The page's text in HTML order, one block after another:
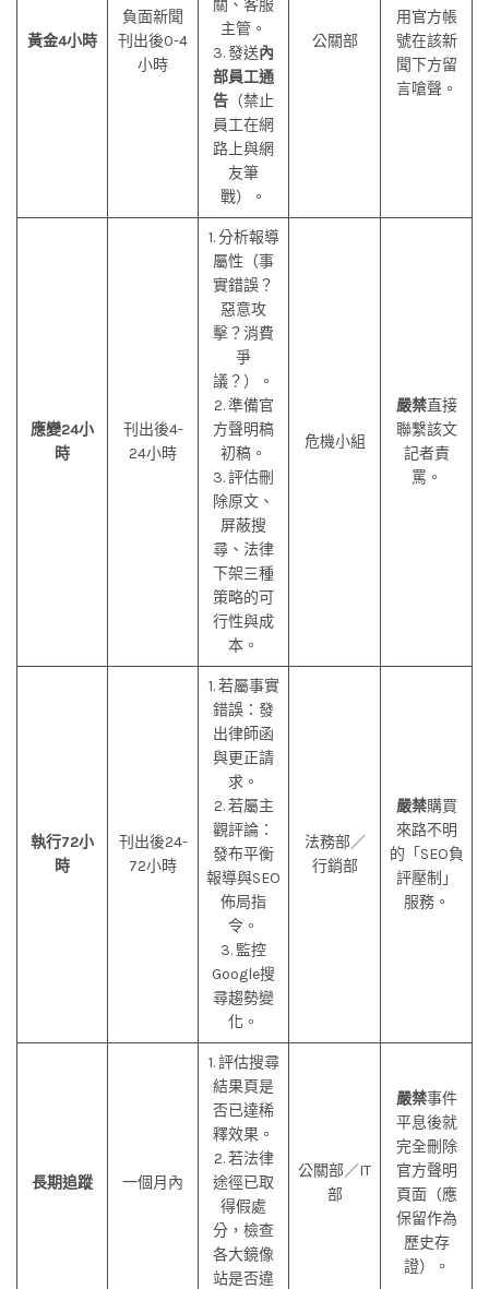
黃金4小時
負面新聞
刊出後0-4
小時
關、客服
主管。
3. 發送內
部員工通
告 （禁止
員工在網
路上與網
友筆
戰）。
公關部
用官方帳
號在該新
聞下方留
言嗆聲。
應變24小
時
刊出後4-
24小時
1. 分析報導
屬性（事
實錯誤？
惡意攻
擊？消費
爭
議？）。
2. 準備官
方聲明稿
初稿。
3. 評估刪
除原文、
屏蔽搜
尋、法律
下架三種
策略的可
行性與成
本。
危機小組
嚴禁直接
聯繫該文
記者責
罵。
執行72小
時
刊出後24-
72小時
1. 若屬事實
錯誤：發
出律師函
與更正請
求。
2. 若屬主
觀評論：
發布平衡
報導與SEO
佈局指
令。
3. 監控
Google搜
尋趨勢變
化。
法務部／
行銷部
嚴禁購買
來路不明
的「SEO負
評壓制」
服務。
長期追蹤 一個月內
1. 評估搜尋
結果頁是
否已達稀
釋效果。
2. 若法律
途徑已取
得假處
分，檢查
各大鏡像
站是否違
公關部／IT
部
嚴禁事件
平息後就
完全刪除
官方聲明
頁面（應
保留作為
歷史存
證）。